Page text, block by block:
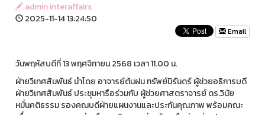
admin interaffairs
2025-11-14 13:24:50
Email
วันพฤหัสบดีที่ 13 พฤศจิกายน 2568 เวลา 11.00 น.
ฝ่ายวิเทศสัมพันธ์ นำโดย อาจารย์ต้นฝน ทรัพย์นิรันดร์ ผู้ช่วยอธิการบดี
ฝ่ายวิเทศสัมพันธ์ ประชุมหารือร่วมกับ ผู้ช่วยศาสตราจารย์ ดร.วินัย
หมั่นคติธรรม รองคณบดีฝ่ายแผนงานและประกันคุณภาพ พร้อมคณะ